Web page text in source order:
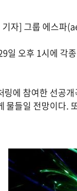
자] 그룹 에스파
일 오후 1시에 각
링에 참여한 선공
물들일 전망이다.